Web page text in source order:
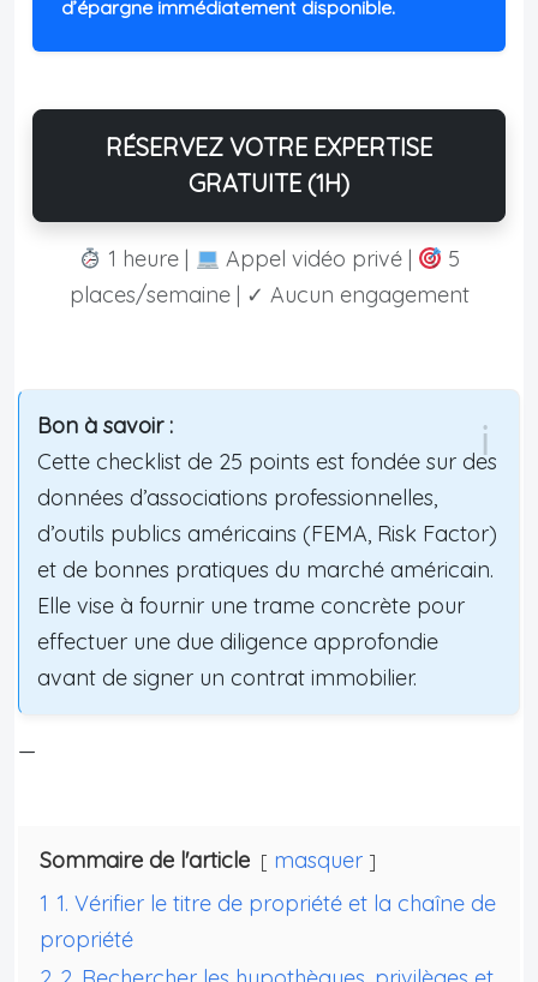
d’épargne immédiatement disponible.
RÉSERVEZ VOTRE EXPERTISE
GRATUITE (1H)
1 heure | Appel vidéo privé |
5
places/semaine | ✓ Aucun engagement
Bon à savoir :
Cette checklist de 25 points est fondée sur des
données d’associations professionnelles,
d’outils publics américains (FEMA, Risk Factor)
et de bonnes pratiques du marché américain.
Elle vise à fournir une trame concrète pour
effectuer une due diligence approfondie
avant de signer un contrat immobilier.
—
Sommaire de l'article
masquer
1 1. Vérifier le titre de propriété et la chaîne de
propriété